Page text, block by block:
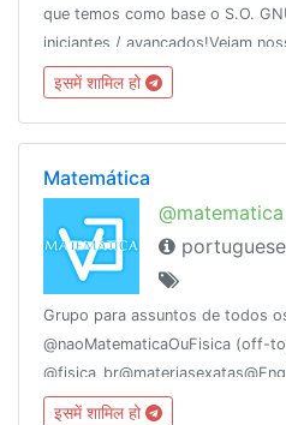
que temos como base o S.O.
iniciantes / avançados!Vejam
parceiros:http://urele.com/
इसमें शामिल हो
Matemática
@matematica
portuguese
Grupo para assuntos de todos
@naoMatematicaOuFisica (off-
इसमें शामिल हो